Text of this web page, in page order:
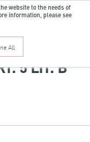
website to the needs of
information, please see
All
DE
5 LIT. B